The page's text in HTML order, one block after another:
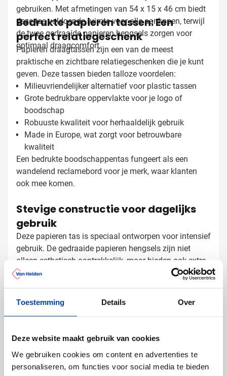
Toestemming Details Over
Deze website maakt gebruik van cookies
We gebruiken cookies om content en advertenties te
personaliseren, om functies voor social media te bieden
gebruiken. Met afmetingen van 54 x 15 x 46 cm biedt
deze tas voldoende ruimte voor alle aankopen, terwijl
de twee gedraaide papieren hengsels zorgen voor
optimaal draagcomfort.
Bedrukte papieren tassen: Een
perfect relatiegeschenk
Papieren draagtassen zijn een van de meest
praktische en zichtbare relatiegeschenken die je kunt
geven. Deze tassen bieden talloze voordelen:
Milieuvriendelijker alternatief voor plastic tassen
Grote bedrukbare oppervlakte voor je logo of
boodschap
Robuuste kwaliteit voor herhaaldelijk gebruik
Made in Europe, wat zorgt voor betrouwbare
kwaliteit
Een bedrukte boodschappentas fungeert als een
wandelend reclamebord voor je merk, waar klanten
ook mee komen.
Stevige constructie voor dagelijks
gebruik
Deze papieren tas is speciaal ontworpen voor intensief
gebruik. De gedraaide papieren hengsels zijn niet
alleen esthetisch aantrekkelijk, maar bieden ook extra
stevigheid bij het dragen van zwaardere artikelen. Met
dan de gemiddelde papieren tas, waardoor klanten
hem vaker zullen gebruiken en je logo langer zichtbaar
Papieren tassen laten bedrukken
Bij Van Helden Relatiegeschenken zorgen we voor een
professionele bedrukking die je merk perfect
vertegenwoordigt: